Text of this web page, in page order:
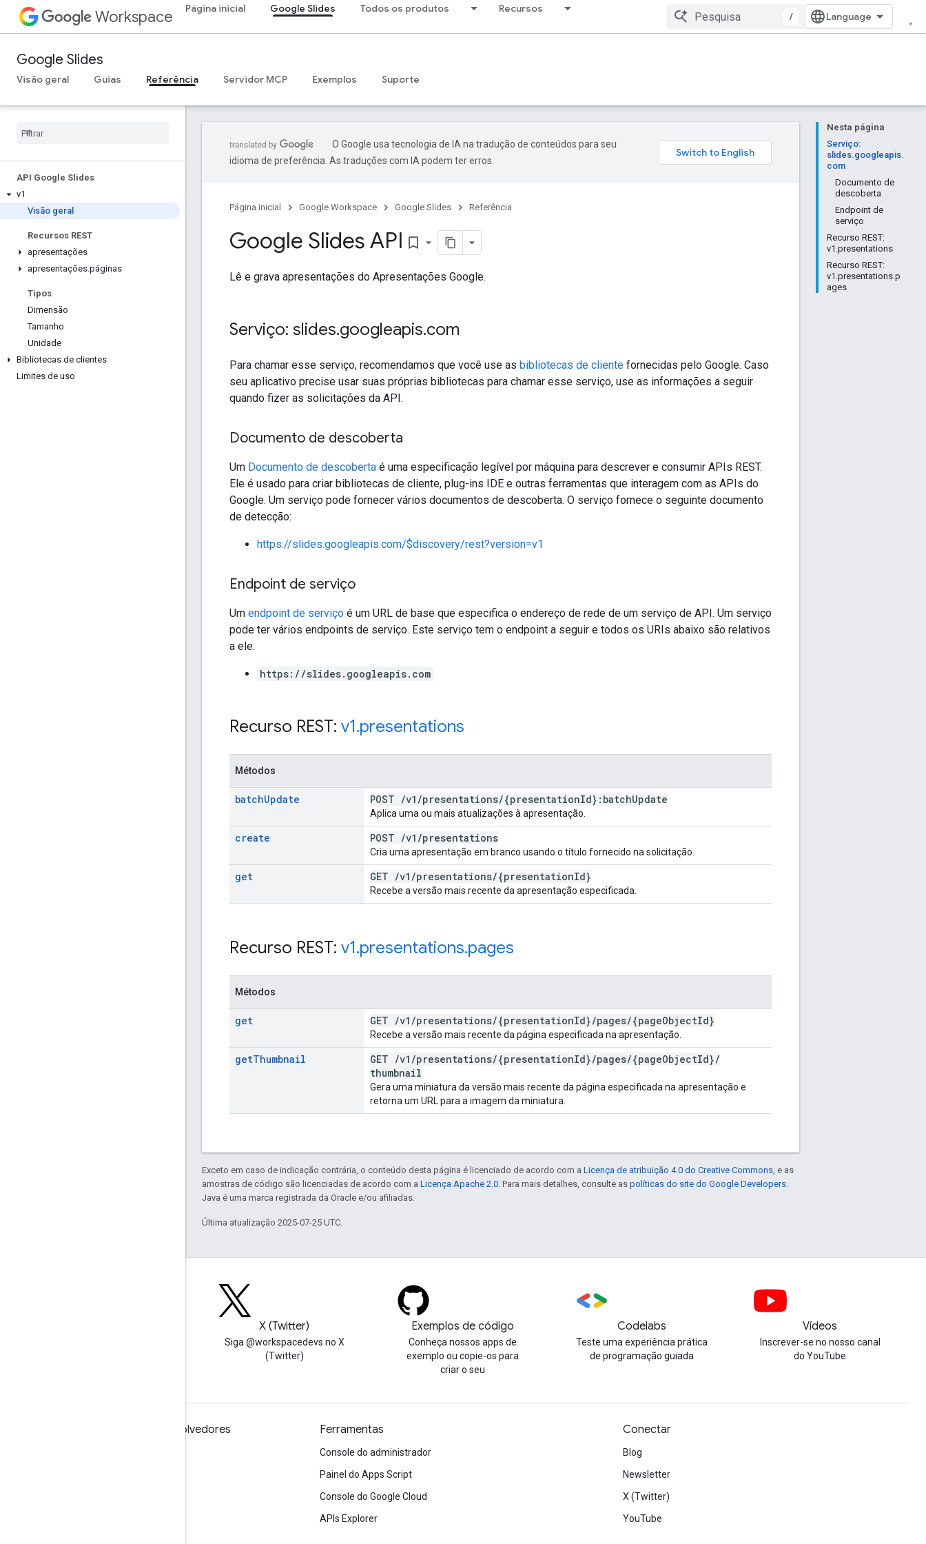
Workspace Página inicial Google Slides Todos os produtos Recursos
/
Google Slides
Visão geral Guias Referência Servidor MCP Exemplos Suporte
API Google Slides
v1
Visão geral
Recursos REST
apresentações
apresentações.páginas
Tipos
Dimensão
Tamanho
Unidade
Bibliotecas de clientes
Limites de uso
Nesta página
Serviço:
slides.googleapis.
com
Documento de
descoberta
Endpoint de
serviço
Recurso REST:
v1.presentations
Recurso REST:
v1.presentations.p
ages
O Google usa tecnologia de IA na tradução de conteúdos para seu
idioma de preferência. As traduções com IA podem ter erros.
Página inicial Google Workspace Google Slides Referência
Google Slides API bookmark_border
Lê e grava apresentações do Apresentações Google.
Serviço: slides.googleapis.com
Para chamar esse serviço, recomendamos que você use as bibliotecas de cliente fornecidas pelo Google. Caso
seu aplicativo precise usar suas próprias bibliotecas para chamar esse serviço, use as informações a seguir
quando fizer as solicitações da API.
Documento de descoberta
Um Documento de descoberta é uma especificação legível por máquina para descrever e consumir APIs REST.
Ele é usado para criar bibliotecas de cliente, plug-ins IDE e outras ferramentas que interagem com as APIs do
Google. Um serviço pode fornecer vários documentos de descoberta. O serviço fornece o seguinte documento
de detecção:
https://slides.googleapis.com/$discovery/rest?version=v1
Endpoint de serviço
Um endpoint de serviço é um URL de base que especifica o endereço de rede de um serviço de API. Um serviço
pode ter vários endpoints de serviço. Este serviço tem o endpoint a seguir e todos os URIs abaixo são relativos
a ele:
https://slides.googleapis.com
Recurso REST: v1.presentations
Métodos
batchUpdate POST /v1 /presentations/{presentationId}:batchUpdate
Aplica uma ou mais atualizações à apresentação.
create POST /v1 /presentations
Cria uma apresentação em branco usando o título fornecido na solicitação.
get GET /v1 /presentations/{presentationId}
Recebe a versão mais recente da apresentação especificada.
Recurso REST: v1.presentations.pages
Métodos
get GET /v1 /presentations/{presentationId}/pages/{pageObjectId}
Recebe a versão mais recente da página especificada na apresentação.
getThumbnail GET /v1 /presentations/{presentationId}/pages/{pageObjectId}/
thumbnail
Gera uma miniatura da versão mais recente da página especificada na apresentação e
retorna um URL para a imagem da miniatura.
Exceto em caso de indicação contrária, o conteúdo desta página é licenciado de acordo com a Licença de atribuição 4.0 do Creative Commons , e as
amostras de código são licenciadas de acordo com a Licença Apache 2.0 . Para mais detalhes, consulte as políticas do site do Google Developers
Java é uma marca registrada da Oracle e/ou afiliadas.
Última atualização 2025-07-25 UTC.
X (Twitter)
Siga @workspacedevs no X
(Twitter)
Exemplos de código
Conheça nossos apps de
exemplo ou copie-os para
criar o seu
Codelabs
Teste uma experiência prática
de programação guiada
Vídeos
Inscrever-se no nosso canal
do YouTube
Google Workspace para desenvolvedores Ferramentas
Console do administrador
Painel do Apps Script
Console do Google Cloud
APIs Explorer
Conectar
Blog
Newsletter
X (Twitter)
YouTube